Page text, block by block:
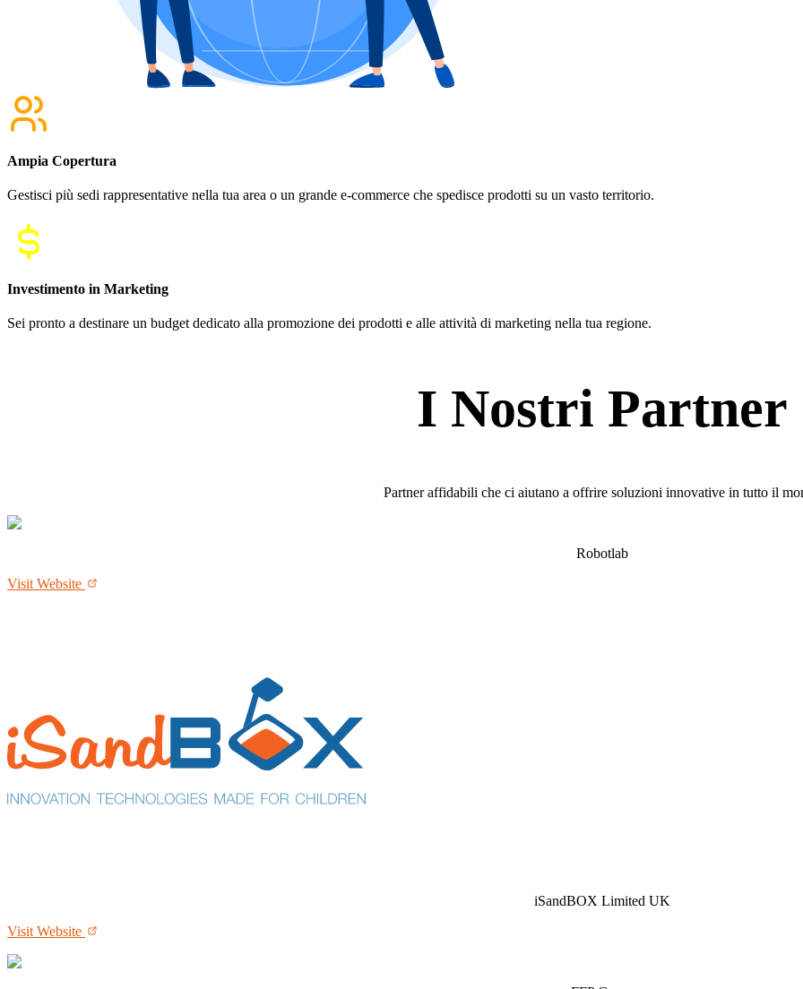
Ampia Copertura
Gestisci più sedi rappresentative nella tua area o un grande e-commerce che spedisce prodotti su un vasto territorio.
Investimento in Marketing
Sei pronto a destinare un budget dedicato alla promozione dei prodotti e alle attività di marketing nella tua regione.
I Nostri Partner
Partner affidabili che ci aiutano a offrire soluzioni innovative in tutto il
Robotlab
Visit Website
iSandBOX Limited UK
Visit Website